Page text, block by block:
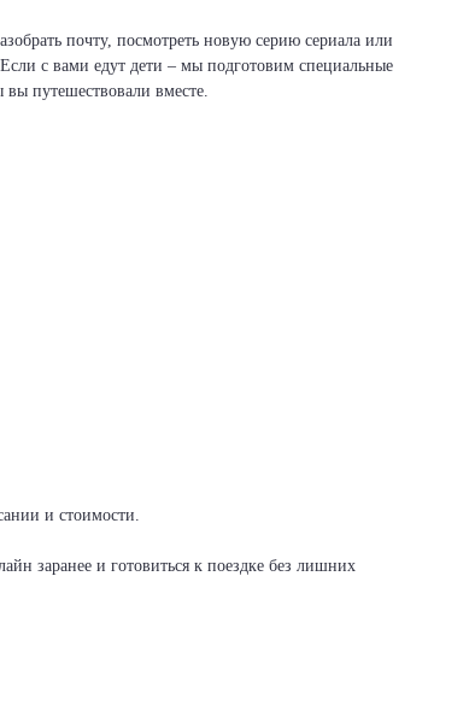
почту, посмотреть новую серию сериала или
с вами едут дети – мы подготовим специальные
вы путешествовали вместе.
и стоимости.
заранее и готовиться к поездке без лишних